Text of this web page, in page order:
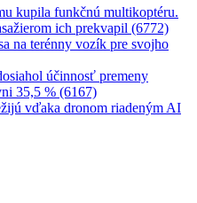
kupila funkčnú multikoptéru.
ich prekvapil (6772)
na terénny vozík pre svojho
účinnosť premeny
35,5 % (6167)
vďaka dronom riadeným AI